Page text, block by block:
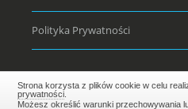
Polityka Prywatności
Strona korzysta z plików cookie w celu
prywatności
Możesz określić warunki przechowywania